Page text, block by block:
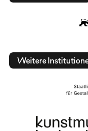
Weitere